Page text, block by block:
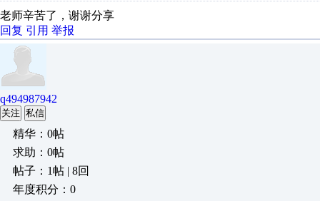
老师辛苦了，谢谢分享
回复 引用 举报
q494987942
关注 私信
精华：0帖
求助：0帖
帖子：1帖 | 8回
年度积分：0